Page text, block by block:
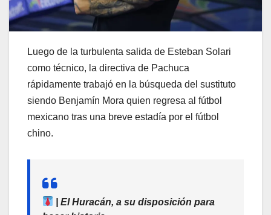
Luego de la turbulenta salida de Esteban Solari
como técnico, la directiva de Pachuca
rápidamente trabajó en la búsqueda del sustituto
siendo Benjamín Mora quien regresa al fútbol
mexicano tras una breve estadía por el fútbol
chino.
| El Huracán, a su disposición para